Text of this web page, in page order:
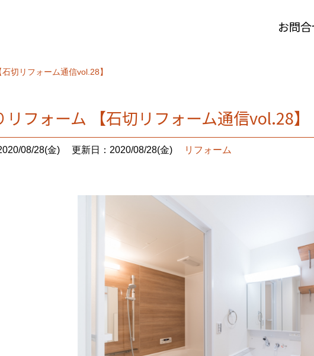
お問
切リフォーム通信vol.28】
リフォーム 【石切リフォーム通信vol.28】
08/28(金) 更新日：2020/08/28(金) リフォーム